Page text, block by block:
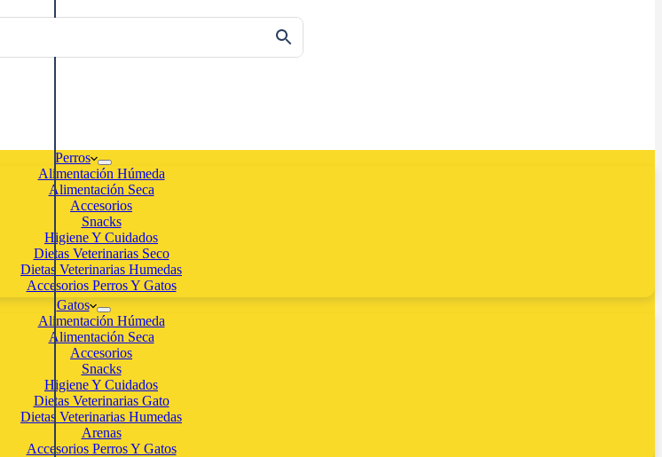
Perros
Alimentación Húmeda
Alimentación Seca
Accesorios
Snacks
Higiene Y Cuidados
Dietas Veterinarias Seco
Dietas Veterinarias Humedas
Accesorios Perros Y Gatos
Gatos
Alimentación Húmeda
Alimentación Seca
Accesorios
Snacks
Higiene Y Cuidados
Dietas Veterinarias Gato
Dietas Veterinarias Humedas
Arenas
Accesorios Perros Y Gatos